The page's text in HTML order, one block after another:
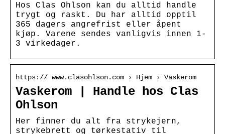
Hos Clas Ohlson kan du alltid handle
trygt og raskt. Du har alltid opptil
365 dagers angrefrist eller åpent
kjøp. Varene sendes vanligvis innen 1-
3 virkedager.
https:// www.clasohlson.com › Hjem › Vaskerom
Vaskerom | Handle hos Clas
Ohlson
Her finner du alt fra strykejern,
strykebrett og tørkestativ til